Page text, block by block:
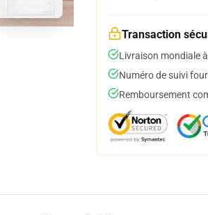
Transaction
Livraison mondiale
Numéro de suivi
Remboursement